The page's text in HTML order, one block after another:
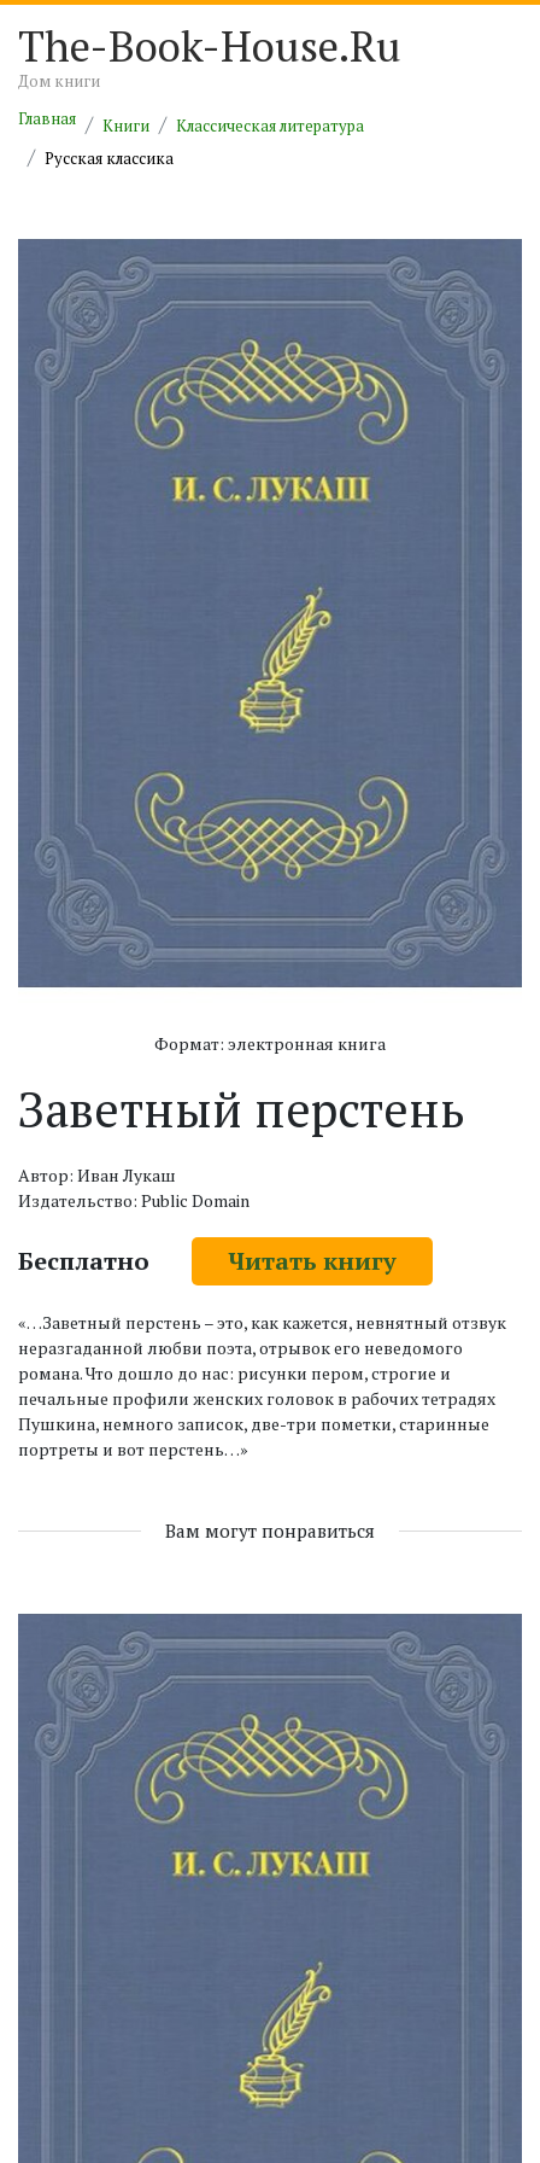
The-Book-House.Ru
Дом книги
Главная
Книги
Классическая литература
Русская классика
Формат: электронная книга
Заветный перстень
Автор: Иван Лукаш
Издательство: Public Domain
Бесплатно Читать книгу
«…Заветный перстень – это, как кажется, невнятный отзвук
неразгаданной любви поэта, отрывок его неведомого
романа. Что дошло до нас: рисунки пером, строгие и
печальные профили женских головок в рабочих тетрадях
Пушкина, немного записок, две-три пометки, старинные
портреты и вот перстень…»
Вам могут понравиться